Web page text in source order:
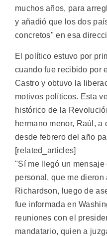
muchos años, para
y añadió que los dos
concretos" en esa
El político estuvo por
cuando fue recibido por
Castro y obtuvo la
motivos políticos. Esta
histórico de la
hermano menor, Raúl,
desde febrero del año
[related_articles]
"Sí me llegó un mensaje
personal, que me dieron
Richardson, luego de
fue informada en
reuniones con el
mandatario, quien a